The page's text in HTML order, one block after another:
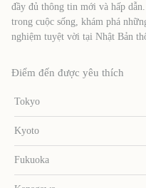
đầy đủ thông tin mới và hấp
trong cuộc sống, khám phá
nghiệm tuyệt vời tại Nhật Bản
Điểm đến được yêu thích
Tokyo
Kyoto
Fukuoka